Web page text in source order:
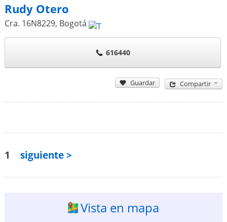
Rudy Otero
Cra. 16N8229, Bogotá
616440
Guardar Compartir
1 siguiente >
Vista en mapa